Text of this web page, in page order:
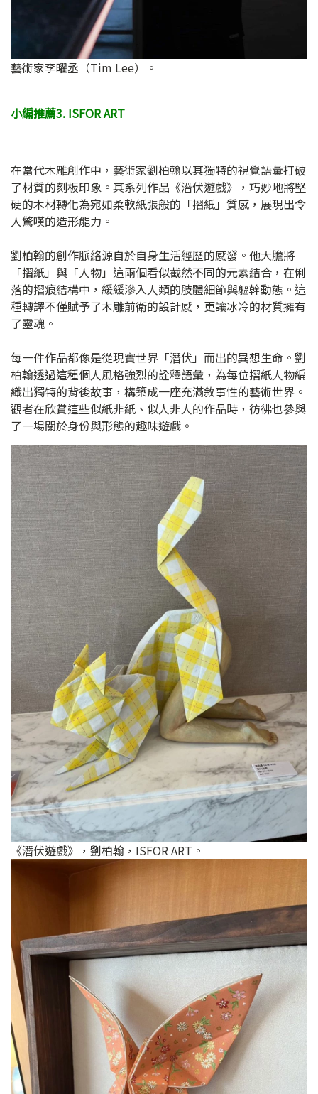
藝術家李曜丞（Tim Lee）。
小編推薦3. ISFOR ART
在當代木雕創作中，藝術家劉柏翰以其獨特的視覺語彙打破
了材質的刻板印象。其系列作品《潛伏遊戲》，巧妙地將堅
硬的木材轉化為宛如柔軟紙張般的「摺紙」質感，展現出令
人驚嘆的造形能力。
劉柏翰的創作脈絡源自於自身生活經歷的感發。他大膽將
「摺紙」與「人物」這兩個看似截然不同的元素結合，在俐
落的摺痕結構中，緩緩滲入人類的肢體細節與軀幹動態。這
種轉譯不僅賦予了木雕前衛的設計感，更讓冰冷的材質擁有
了靈魂。
每一件作品都像是從現實世界「潛伏」而出的異想生命。劉
柏翰透過這種個人風格強烈的詮釋語彙，為每位摺紙人物編
織出獨特的背後故事，構築成一座充滿敘事性的藝術世界。
觀者在欣賞這些似紙非紙、似人非人的作品時，彷彿也參與
了一場關於身份與形態的趣味遊戲。
《潛伏遊戲》，劉柏翰，ISFOR ART。